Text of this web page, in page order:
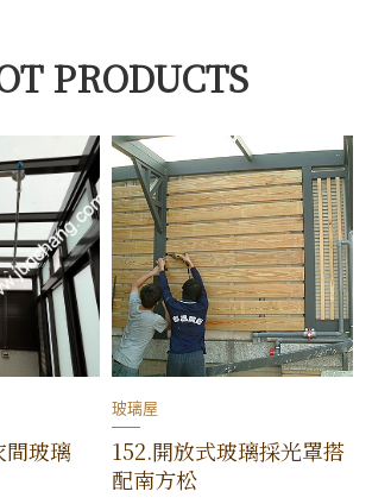
PRODUCTS
間玻璃
玻璃屋
152.開放式玻璃採光罩搭
配南方松